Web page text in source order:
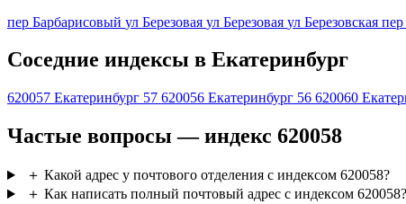
пер Барбарисовый ул Березовая ул Березовая ул Березовская
Соседние индексы в Екатеринбург
620057 Екатеринбург 57 620056 Екатеринбург 56 620060
Частые вопросы — индекс 620058
＋ Какой адрес у почтового отделения с индексом 620058?
＋ Как написать полный почтовый адрес с индексом 620058?